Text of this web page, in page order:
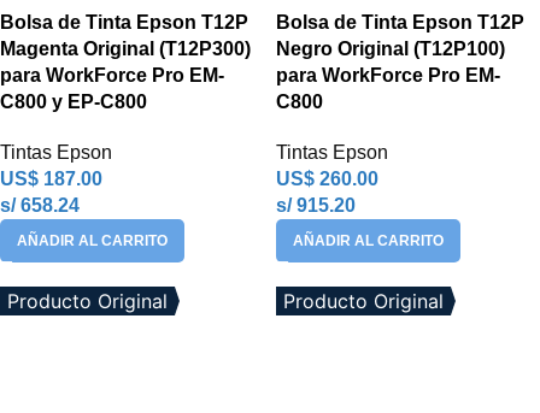
Bolsa de Tinta Epson T12P
Magenta Original (T12P300)
para WorkForce Pro EM-
C800 y EP-C800
Tintas Epson
US$ 187.00
s/ 658.24
AÑADIR AL CARRITO
Bolsa de Tinta Epson T12P
Negro Original (T12P100)
para WorkForce Pro EM-
C800
Tintas Epson
US$ 260.00
s/ 915.20
AÑADIR AL CARRITO
Producto Original Producto Original